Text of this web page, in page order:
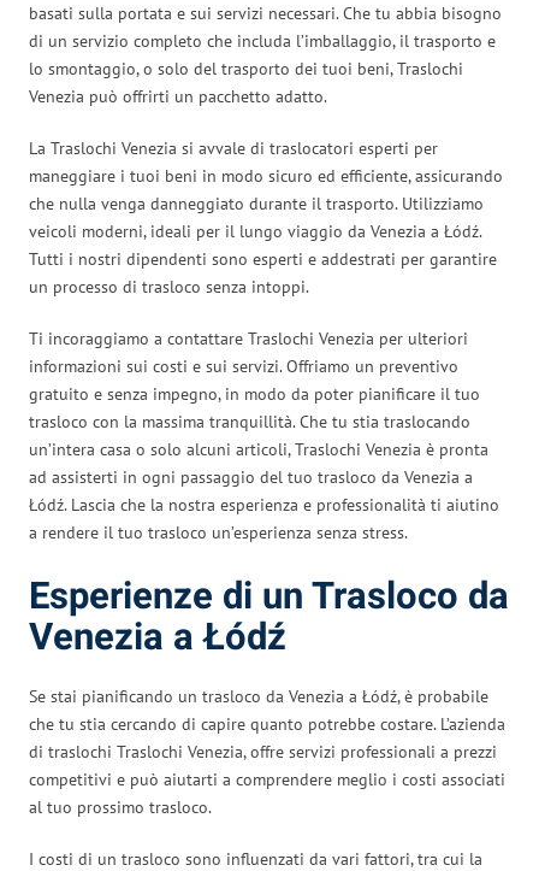
basati sulla portata e sui servizi necessari. Che tu abbia bisogno
di un servizio completo che includa l’imballaggio, il trasporto e
lo smontaggio, o solo del trasporto dei tuoi beni, Traslochi
Venezia può offrirti un pacchetto adatto.
La Traslochi Venezia si avvale di traslocatori esperti per
maneggiare i tuoi beni in modo sicuro ed efficiente, assicurando
che nulla venga danneggiato durante il trasporto. Utilizziamo
veicoli moderni, ideali per il lungo viaggio da Venezia a Łódź.
Tutti i nostri dipendenti sono esperti e addestrati per garantire
un processo di trasloco senza intoppi.
Ti incoraggiamo a contattare Traslochi Venezia per ulteriori
informazioni sui costi e sui servizi. Offriamo un preventivo
gratuito e senza impegno, in modo da poter pianificare il tuo
trasloco con la massima tranquillità. Che tu stia traslocando
un’intera casa o solo alcuni articoli, Traslochi Venezia è pronta
ad assisterti in ogni passaggio del tuo trasloco da Venezia a
Łódź. Lascia che la nostra esperienza e professionalità ti aiutino
a rendere il tuo trasloco un’esperienza senza stress.
Esperienze di un Trasloco da
Venezia a Łódź
Se stai pianificando un trasloco da Venezia a Łódź, è probabile
che tu stia cercando di capire quanto potrebbe costare. L’azienda
di traslochi Traslochi Venezia, offre servizi professionali a prezzi
competitivi e può aiutarti a comprendere meglio i costi associati
al tuo prossimo trasloco.
I costi di un trasloco sono influenzati da vari fattori, tra cui la